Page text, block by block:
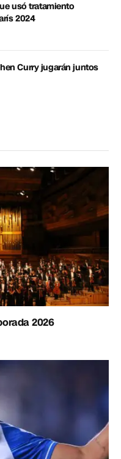
usó tratamiento
2024
Curry jugarán juntos
2026